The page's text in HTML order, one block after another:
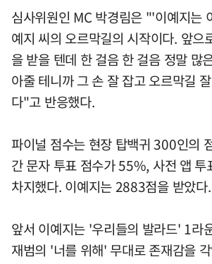
심사위원인 MC 박경림은 "'이예지는
예지 씨의 오르막길의 시작이다. 앞으
을 받을 텐데 한 걸음 한 걸음 정말 많
아줄 테니까 그 손 잘 잡고 오르막길
다"고 반응했다.
파이널 점수는 현장 탑백귀 300인의
간 문자 투표 점수가 55%, 사전 앱
차지했다. 이예지는 2883점을 받았다.
앞서 이예지는 '우리들의 발라드' 1라
재범의 '너를 위해' 무대로 존재감을